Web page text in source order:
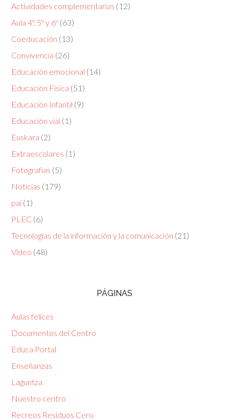
Actividades complementarias (12)
Aula 4º, 5º y 6º (63)
Coeducación (13)
Convivencia (26)
Educación emocional (14)
Educación Física (51)
Educación Infantil (9)
Educación vial (1)
Euskara (2)
Extraescolares (1)
Fotografías (5)
Noticias (179)
pai (1)
PLEC (6)
Tecnologías de la información y la comunicación (21)
Vídeo (48)
PÁGINAS
Aulas felices
Documentos del Centro
Educa Portal
Enseñanzas
Laguntza
Nuestro centro
Recreos Residuos Cero